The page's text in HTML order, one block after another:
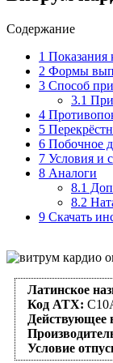
Содержание
1
2 Формы
3 Способ
3.1 При
4
5
6 Побочное
7 Условия и
8 Аналоги
8.1
8.2
9 Скачать
Латинское
Код АТХ:
Действующее
Условие